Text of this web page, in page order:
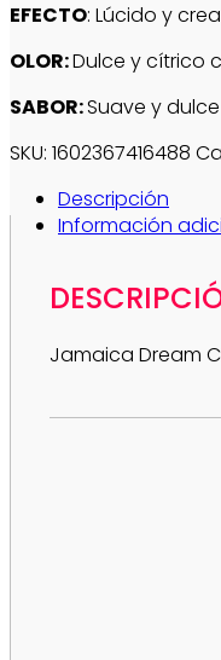
EFECTO: Lúcido y
OLOR:Dulce y cítrico
SABOR:Suave y
SKU: 1602367416488
Descripción
Información
Jamaica Dream